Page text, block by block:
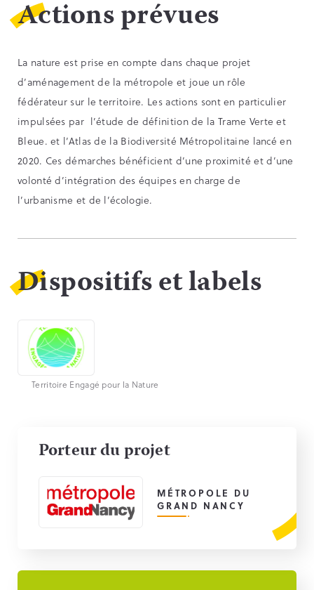
Actions prévues
La nature est prise en compte dans chaque projet
d’aménagement de la métropole et joue un rôle
fédérateur sur le territoire. Les actions sont en particulier
impulsées par l’étude de définition de la Trame Verte et
Bleue. et l’Atlas de la Biodiversité Métropolitaine lancé en
2020. Ces démarches bénéficient d’une proximité et d’une
volonté d’intégration des équipes en charge de
l’urbanisme et de l’écologie.
Dispositifs et labels
Territoire Engagé pour la Nature
Porteur du projet
MÉTROPOLE DU
GRAND NANCY